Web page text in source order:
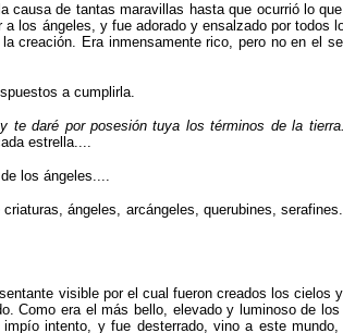
causa de tantas maravillas hasta que ocurrió lo
los ángeles, y fue adorado y ensalzado por todos
creación. Era inmensamente rico, pero no en el
a cumplirla.
te daré por posesión tuya los términos de la tierra.
estrella....
los ángeles....
ángeles, arcángeles, querubi­nes,
visible por el cual fueron creados los cielos
Como era el más bello, elevado y luminoso de
intento, y fue desterrado, vino a este